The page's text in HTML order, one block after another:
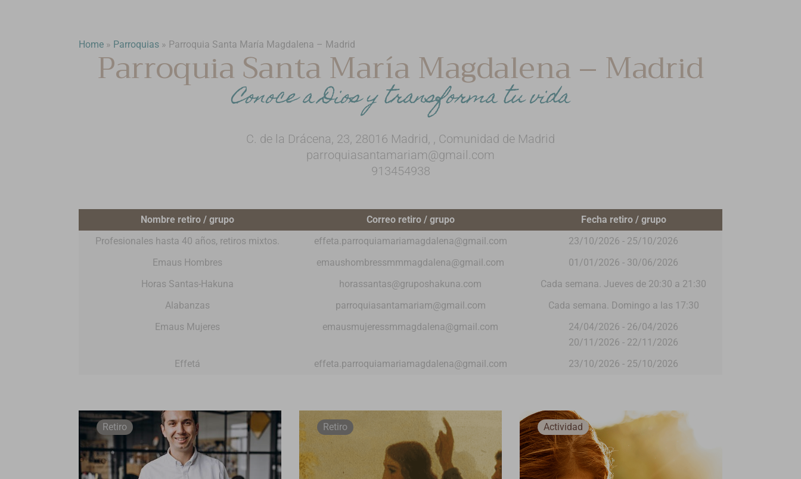
Home » Parroquias » Parroquia Santa María Magdalena – Madrid
Parroquia Santa María Magdalena – Madrid
Conoce a Dios y transforma tu vida
C. de la Drácena, 23, 28016 Madrid, , Comunidad de Madrid
parroquiasantamariam@gmail.com
913454938
Nombre retiro / grupo Correo retiro / grupo
Fecha retiro / grupo
Profesionales hasta 40 años, retiros mixtos.
effeta.parroquiamariamagdalena@gmail.com
23/10/2026 - 25/10/2026
Emaus Hombres
emaushombressmmmagdalena@gmail.com
01/01/2026 - 30/06/2026
Horas Santas-Hakuna
horassantas@gruposhakuna.com
Cada semana. Jueves de 20:30 a 21:30
Alabanzas
parroquiasantamariam@gmail.com
Cada semana. Domingo a las 17:30
Emaus Mujeres
emausmujeressmmagdalena@gmail.com
24/04/2026 - 26/04/2026
20/11/2026 - 22/11/2026
Effetá
effeta.parroquiamariamagdalena@gmail.com 23/10/2026 - 25/10/2026
Retiro Retiro Actividad